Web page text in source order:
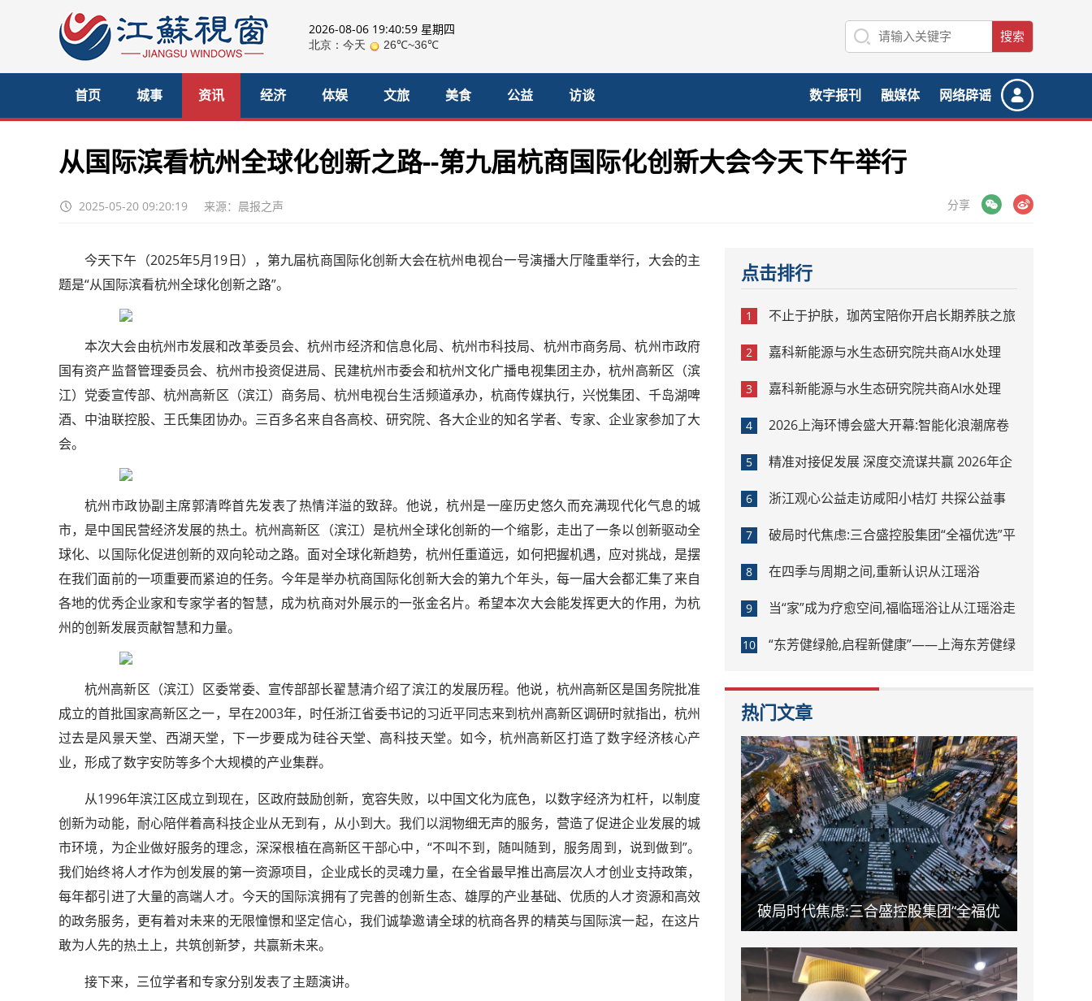
2026-08-06 19:41:00 星期四
首页 城事 资讯 经济 体娱 文旅 美食 公益 访谈 数字报刊 融媒体 网络辟谣
从国际滨看杭州全球化创新之路--第九届杭商国际化创新大会今天下午举行
2025-05-20 09:20:19 来源：晨报之声 分享
微博
今天下午（2025年5月19日），第九届杭商国际化创新大会在杭州电视台一号演播大厅隆重举行，大会的主
题是“从国际滨看杭州全球化创新之路”。
本次大会由杭州市发展和改革委员会、杭州市经济和信息化局、杭州市科技局、杭州市商务局、杭州市政府
国有资产监督管理委员会、杭州市投资促进局、民建杭州市委会和杭州文化广播电视集团主办，杭州高新区（滨
江）党委宣传部、杭州高新区（滨江）商务局、杭州电视台生活频道承办，杭商传媒执行，兴悦集团、千岛湖啤
酒、中油联控股、王氏集团协办。三百多名来自各高校、研究院、各大企业的知名学者、专家、企业家参加了大
会。
杭州市政协副主席郭清晔首先发表了热情洋溢的致辞。他说，杭州是一座历史悠久而充满现代化气息的城
市，是中国民营经济发展的热土。杭州高新区（滨江）是杭州全球化创新的一个缩影，走出了一条以创新驱动全
球化、以国际化促进创新的双向轮动之路。面对全球化新趋势，杭州任重道远，如何把握机遇，应对挑战，是摆
在我们面前的一项重要而紧迫的任务。今年是举办杭商国际化创新大会的第九个年头，每一届大会都汇集了来自
各地的优秀企业家和专家学者的智慧，成为杭商对外展示的一张金名片。希望本次大会能发挥更大的作用，为杭
州的创新发展贡献智慧和力量。
杭州高新区（滨江）区委常委、宣传部部长翟慧清介绍了滨江的发展历程。他说，杭州高新区是国务院批准
成立的首批国家高新区之一，早在2003年，时任浙江省委书记的习近平同志来到杭州高新区调研时就指出，杭州
过去是风景天堂、西湖天堂，下一步要成为硅谷天堂、高科技天堂。如今，杭州高新区打造了数字经济核心产
业，形成了数字安防等多个大规模的产业集群。
从1996年滨江区成立到现在，区政府鼓励创新，宽容失败，以中国文化为底色，以数字经济为杠杆，以制度
创新为动能，耐心陪伴着高科技企业从无到有，从小到大。我们以润物细无声的服务，营造了促进企业发展的城
市环境，为企业做好服务的理念，深深根植在高新区干部心中，“不叫不到，随叫随到，服务周到，说到做到”。
我们始终将人才作为创发展的第一资源项目，企业成长的灵魂力量，在全省最早推出高层次人才创业支持政策，
每年都引进了大量的高端人才。今天的国际滨拥有了完善的创新生态、雄厚的产业基础、优质的人才资源和高效
的政务服务，更有着对未来的无限憧憬和坚定信心，我们诚挚邀请全球的杭商各界的精英与国际滨一起，在这片
敢为人先的热土上，共筑创新梦，共赢新未来。
接下来，三位学者和专家分别发表了主题演讲。
点击排行
1 不止于护肤，珈芮宝陪你开启长期养肤之旅
2 嘉科新能源与水生态研究院共商AI水处理
3 嘉科新能源与水生态研究院共商AI水处理
4 2026上海环博会盛大开幕:智能化浪潮席卷
环保产业
5 精准对接促发展 深度交流谋共赢 2026年企
业投融资交流活动第二期圆满举行
6 浙江观心公益走访咸阳小桔灯 共探公益事
业可持续发展新路径
7 破局时代焦虑:三合盛控股集团“全福优选”平
台正式启航
8 在四季与周期之间,重新认识从江瑶浴
9 当“家”成为疗愈空间,福临瑶浴让从江瑶浴走
进日常生活
10 “东芳健绿舱,启程新健康”——上海东芳健绿
热门文章
破局时代焦虑:三合盛控股集团“全福优
选”平台正式启航